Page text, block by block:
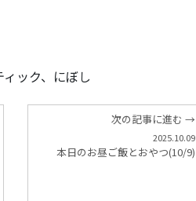
ック、にぼし
次の記事に進む →
2025.10.09
本日のお昼ご飯とおやつ(10/9)